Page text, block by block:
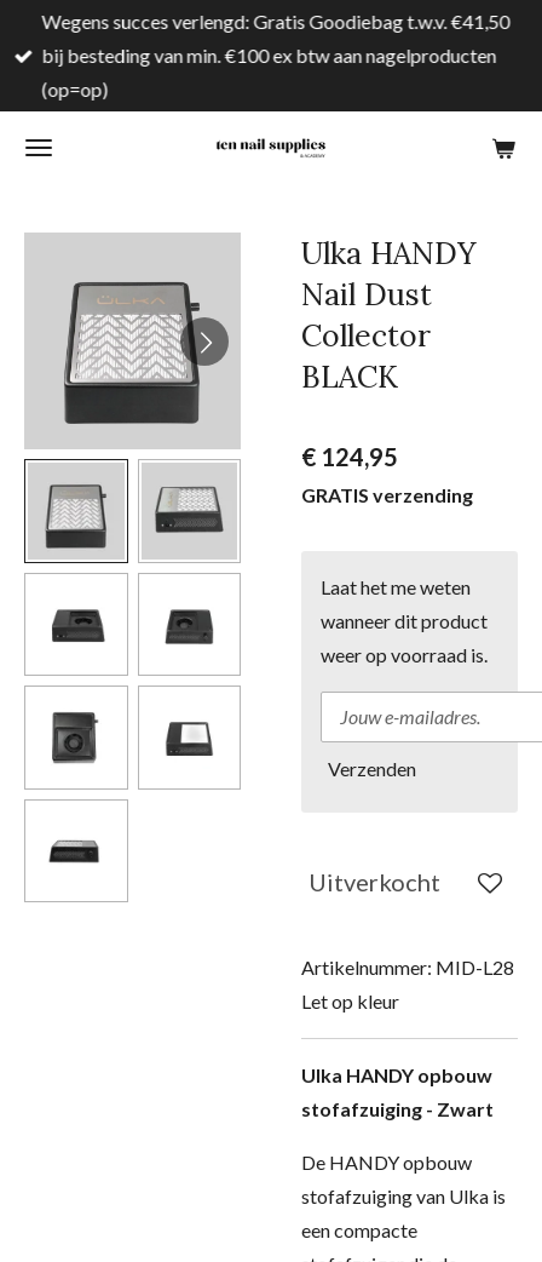
direct
naar
hoofdinhoud
Wegens succes verlengd: Gratis Goodiebag t.w.v. €41,50
bij besteding van min. €100 ex btw aan nagelproducten
(op=op)
Ulka HANDY
Nail Dust
Collector
BLACK
€ 124,95
GRATIS verzending
Laat het me weten
wanneer dit product
weer op voorraad is.
Verzenden
Uitverkocht
Artikelnummer: MID-L28
Let op kleur
Ulka HANDY opbouw
stofafzuiging - Zwart
De HANDY opbouw
stofafzuiging van Ulka is
een compacte